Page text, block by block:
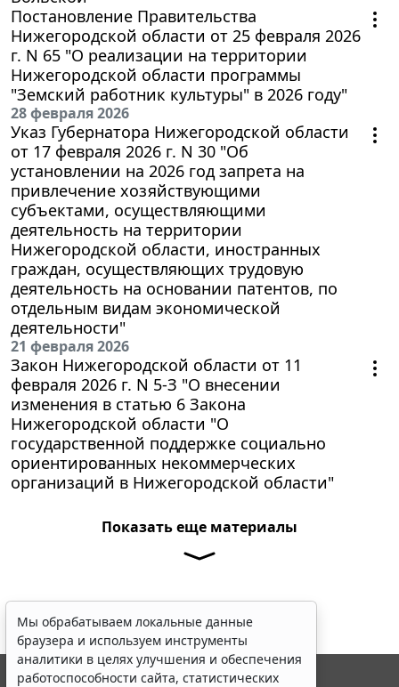
Постановление Правительства
Нижегородской области от 25 февраля 2026
г. N 65 "О реализации на территории
Нижегородской области программы
"Земский работник культуры" в 2026 году"
28 февраля 2026
Указ Губернатора Нижегородской области
от 17 февраля 2026 г. N 30 "Об
установлении на 2026 год запрета на
привлечение хозяйствующими
субъектами, осуществляющими
деятельность на территории
Нижегородской области, иностранных
граждан, осуществляющих трудовую
деятельность на основании патентов, по
отдельным видам экономической
деятельности"
21 февраля 2026
Закон Нижегородской области от 11
февраля 2026 г. N 5-З "О внесении
изменения в статью 6 Закона
Нижегородской области "О
государственной поддержке социально
ориентированных некоммерческих
организаций в Нижегородской области"
Показать еще материалы
Мы обрабатываем локальные данные
браузера и используем инструменты
аналитики в целях улучшения и обеспечения
работоспособности сайта, статистических